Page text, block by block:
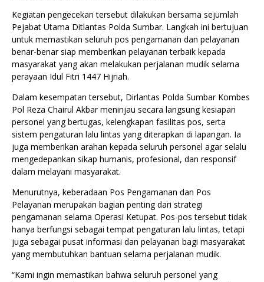
Kegiatan pengecekan tersebut dilakukan bersama sejumlah
Pejabat Utama Ditlantas Polda Sumbar. Langkah ini bertujuan
untuk memastikan seluruh pos pengamanan dan pelayanan
benar-benar siap memberikan pelayanan terbaik kepada
masyarakat yang akan melakukan perjalanan mudik selama
perayaan Idul Fitri 1447 Hijriah.
Dalam kesempatan tersebut, Dirlantas Polda Sumbar Kombes
Pol Reza Chairul Akbar meninjau secara langsung kesiapan
personel yang bertugas, kelengkapan fasilitas pos, serta
sistem pengaturan lalu lintas yang diterapkan di lapangan. Ia
juga memberikan arahan kepada seluruh personel agar selalu
mengedepankan sikap humanis, profesional, dan responsif
dalam melayani masyarakat.
Menurutnya, keberadaan Pos Pengamanan dan Pos
Pelayanan merupakan bagian penting dari strategi
pengamanan selama Operasi Ketupat. Pos-pos tersebut tidak
hanya berfungsi sebagai tempat pengaturan lalu lintas, tetapi
juga sebagai pusat informasi dan pelayanan bagi masyarakat
yang membutuhkan bantuan selama perjalanan mudik.
“Kami ingin memastikan bahwa seluruh personel yang